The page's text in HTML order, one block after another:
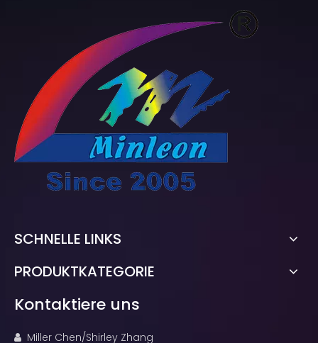
SCHNELLE LINKS
PRODUKTKATEGORIE
Kontaktiere uns
 Miller Chen/Shirley Zhang